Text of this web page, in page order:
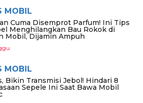
MOBIL
Cuma Disemprot Parfum! Ini Tips
Menghilangkan Bau Rokok di
Mobil, Dijamin Ampuh
MOBIL
Bikin Transmisi Jebol! Hindari 8
Sepele Ini Saat Bawa Mobil